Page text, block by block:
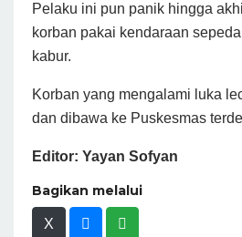
Pelaku ini pun panik hingga
korban pakai kendaraan
kabur.
Korban yang mengalami luka
dan dibawa ke Puskesmas
Editor: Yayan Sofyan
Bagikan melalui
X